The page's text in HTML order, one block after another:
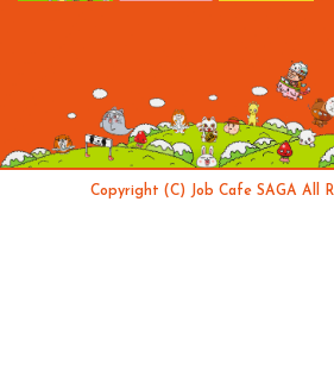
Copyright (C) Job Cafe SAGA All